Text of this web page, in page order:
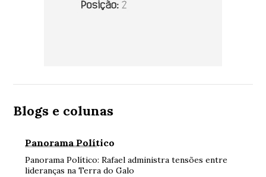
Blogs e colunas
Panorama Político
Panorama Político: Rafael administra tensões entre
lideranças na Terra do Galo